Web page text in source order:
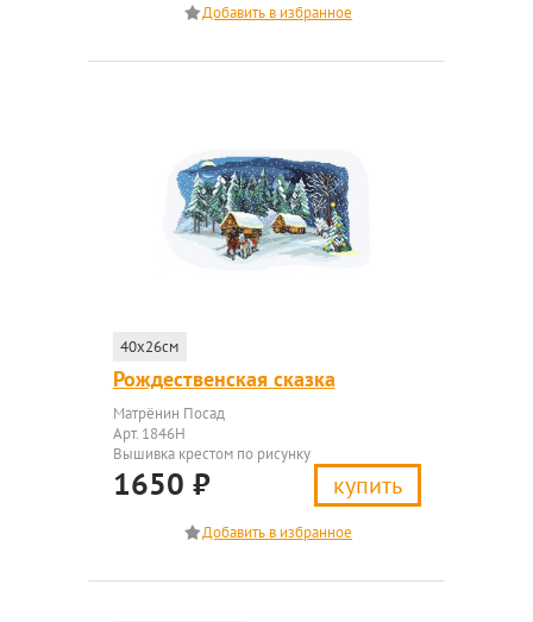
40x26см
Рождественская сказка
Матрёнин Посад
Арт. 1846Н
Вышивка крестом по рисунку
1650 ₽ купить